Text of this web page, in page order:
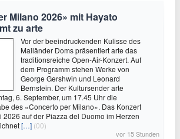
Milano 2026» mit Hayato
zu arte
Vor der beeindruckenden Kulisse des
Mailänder Doms präsentiert arte das
traditionsreiche Open-Air-Konzert. Auf
dem Programm stehen Werke von
George Gershwin und Leonard
Bernstein. Der Kultursender arte
6. September, um 17.45 Uhr die
des «Concerto per Milano». Das Konzert
2026 auf der Piazza del Duomo im Herzen
[…] (00)
vor 15 Stunden